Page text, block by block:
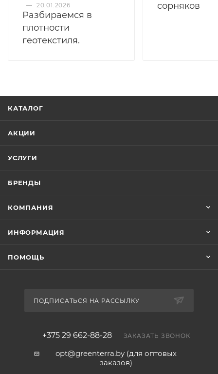
— 20.01.2026
Разбираемся в
плотности
геотекстиля.
сорняков
КАТАЛОГ
АКЦИИ
УСЛУГИ
БРЕНДЫ
КОМПАНИЯ
ИНФОРМАЦИЯ
ПОМОЩЬ
ПОДПИСАТЬСЯ НА РАССЫЛКУ
+375 29 662-88-28 ЗАКАЗАТЬ ЗВОНОК
opt@greenterra.by (для оптовых
заказов)